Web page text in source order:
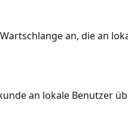
an, die an
an lokale Benutzer